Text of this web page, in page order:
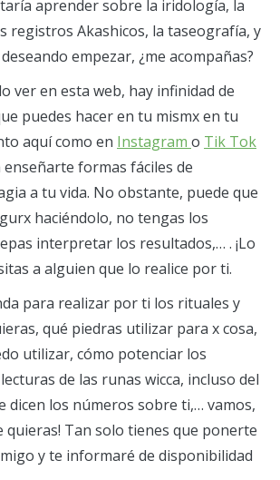
aprender sobre la iridología, la
registros Akashicos, la taseografía, y
empezar, ¿me acompañas?
ver en esta web, hay infinidad de
puedes hacer en tu mismx en tu
aquí como en Instagram o Tik Tok
formas fáciles de
a tu vida. No obstante, puede que
haciéndolo, no tengas los
interpretar los resultados,… . ¡Lo
a alguien que lo realice por ti.
para realizar por ti los rituales y
qué piedras utilizar para x cosa,
utilizar, cómo potenciar los
de las runas wicca, incluso del
dicen los números sobre ti,… vamos,
quieras! Tan solo tienes que ponerte
y te informaré de disponibilidad